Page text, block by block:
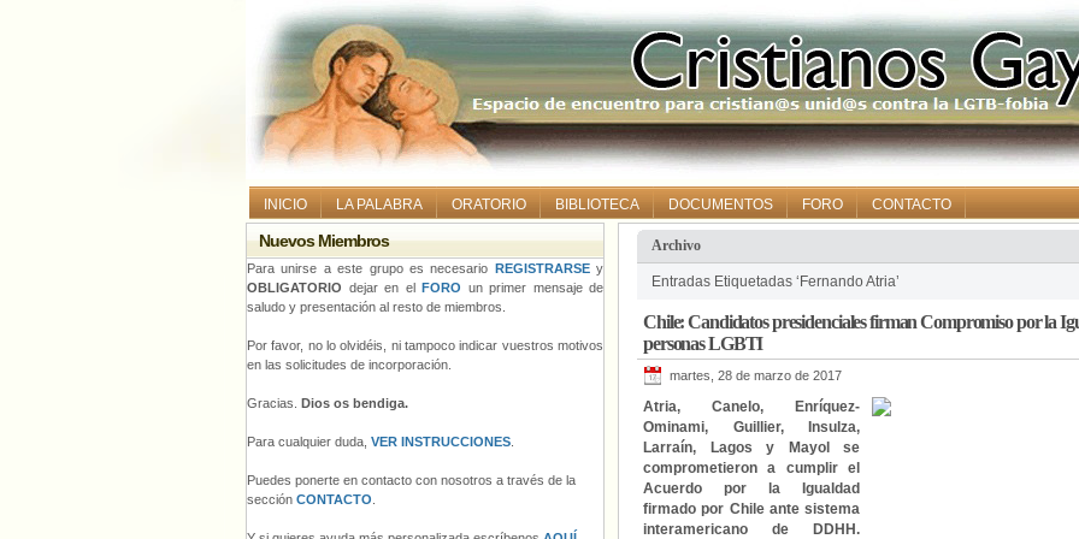
INICIO LA PALABRA ORATORIO BIBLIOTECA DOCUMENTOS FORO CONTACTO
Archivo
Entradas Etiquetadas ‘Fernando Atria’
Chile: Candidatos presidenciales firman Compromiso por la
personas LGBTI
martes, 28 de marzo de 2017
Atria, Canelo, Enríquez-
Ominami, Guillier, Insulza,
Larraín, Lagos y Mayol se
comprometieron a cumplir el
Acuerdo por la Igualdad
firmado por Chile ante sistema
interamericano de DDHH.
Nuevos Miembros
Para unirse a este grupo es necesario REGISTRARSEy
OBLIGATORIO dejar en el FORO un primer mensaje de
saludo y presentación al resto de miembros.
Por favor, no lo olvidéis, ni tampoco indicar vuestros motivos
en las solicitudes de incorporación.
Gracias. Dios os bendiga.
Para cualquier duda, VER INSTRUCCIONES
Puedes ponerte en contacto con nosotros a través de la
sección CONTACTO